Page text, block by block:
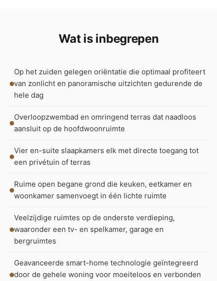
Wat is inbegrepen
Op het zuiden gelegen oriëntatie die optimaal profiteert
van zonlicht en panoramische uitzichten gedurende de
hele dag
Overloopzwembad en omringend terras dat naadloos
aansluit op de hoofdwoonruimte
Vier en-suite slaapkamers elk met directe toegang tot
een privétuin of terras
Ruime open begane grond die keuken, eetkamer en
woonkamer samenvoegt in één lichte ruimte
Veelzijdige ruimtes op de onderste verdieping,
waaronder een tv- en spelkamer, garage en
bergruimtes
Geavanceerde smart-home technologie geïntegreerd
door de gehele woning voor moeiteloos en verbonden